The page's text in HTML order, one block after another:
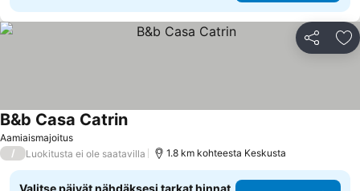
Jaa
Aamiaismajoitus
B&b Casa CatrinKatso hinnat
/ Luokitusta ei ole saatavilla 1.8 km kohteesta Keskusta
Valitse päivät nähdäksesi tarkat hinnat